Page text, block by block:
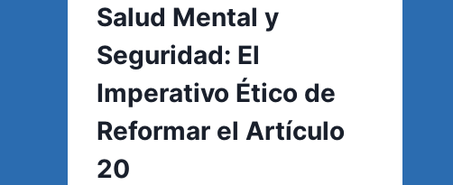
Salud Mental y
Seguridad: El
Imperativo Ético de
Reformar el Artículo
20